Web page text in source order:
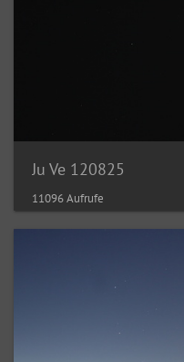
Ju Ve 120825
11096 Aufrufe